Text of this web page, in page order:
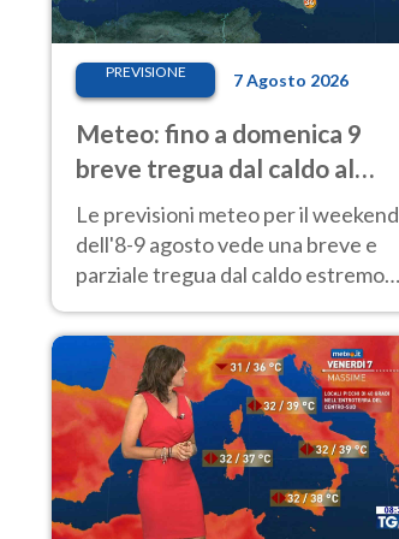
PREVISIONE 7 Agosto 2026
Meteo: fino a domenica 9
breve tregua dal caldo al
Nord! Altrove calura e afa
Le previsioni meteo per il weekend
dell'8-9 agosto vede una breve e
parziale tregua dal caldo estremo
40 gradi.